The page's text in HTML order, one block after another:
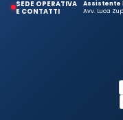
SEDE OPERATIVA
E CONTATTI
Assistente
Avv. Luca